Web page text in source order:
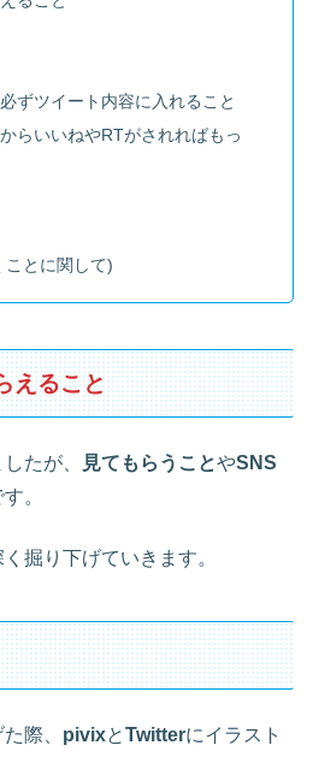
ずツイート内容に入れること
らいいねやRTがされればもっ
ことに関して)
えること
たが、 見てもらうことやSNS
。
掘り下げていきます。
際、 pivixとTwitterにイラスト